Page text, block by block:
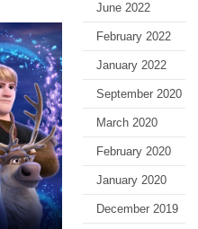
June 2022
February 2022
January 2022
September 2020
March 2020
February 2020
January 2020
December 2019